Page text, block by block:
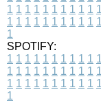
1 1 1 1 1 1 1 1 1 1 1
1 1 1 1 1 1 1 1 1 1 1
1
SPOTIFY:
1 1 1 1 1 1 1 1 1 1 1
1 1 1 1 1 1 1 1 1 1 1
1 1 1 1 1 1 1 1 1 1 1
1